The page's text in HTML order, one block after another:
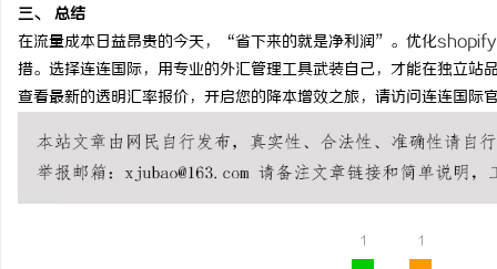
三、 总结
在流量成本日益昂贵的今天，“省下来的就是净利润”。优化shopify
措。选择连连国际，用专业的外汇管理工具武装自己，才能在独立站
查看最新的透明汇率报价，开启您的降本增效之旅，请访问连连国际
1 1